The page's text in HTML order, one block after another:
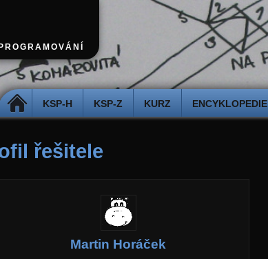
DOMŮ KSP-H KSP-Z KURZ ENCYKLOPEDIE
řešitele
Martin Horáček